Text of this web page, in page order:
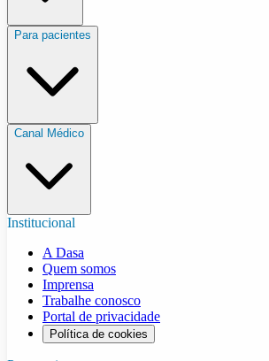
Para pacientes
Canal Médico
Institucional
A Dasa
Quem somos
Imprensa
Trabalhe conosco
Portal de privacidade
Política de cookies